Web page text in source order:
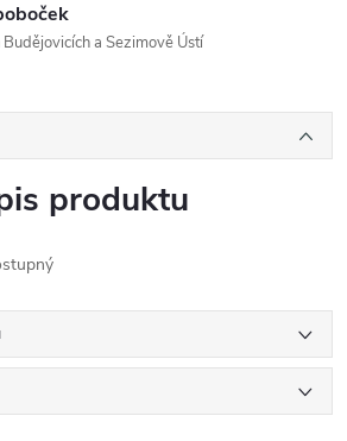
a Sezimově Ústí
produktu